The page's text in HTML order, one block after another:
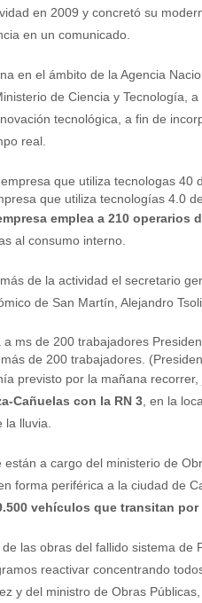
en 2009 y concretó su
en un comunicado.
en el ámbito de la Agencia
de Ciencia y Tecnología,
tecnológica, a fin de
real.
que utiliza tecnologías 4.0
emplea a 210
al consumo interno.
de la actividad el secretario
de San Martín, Alejandro
de 200 trabajadores.
previsto por la mañana
Cañuelas con la RN 3 , en la
lluvia.
están a cargo del ministerio de
forma periférica a la ciudad de
vehículos que transitan por
de las obras del fallido sistema de
reactivar concentrando
y del ministro de Obras